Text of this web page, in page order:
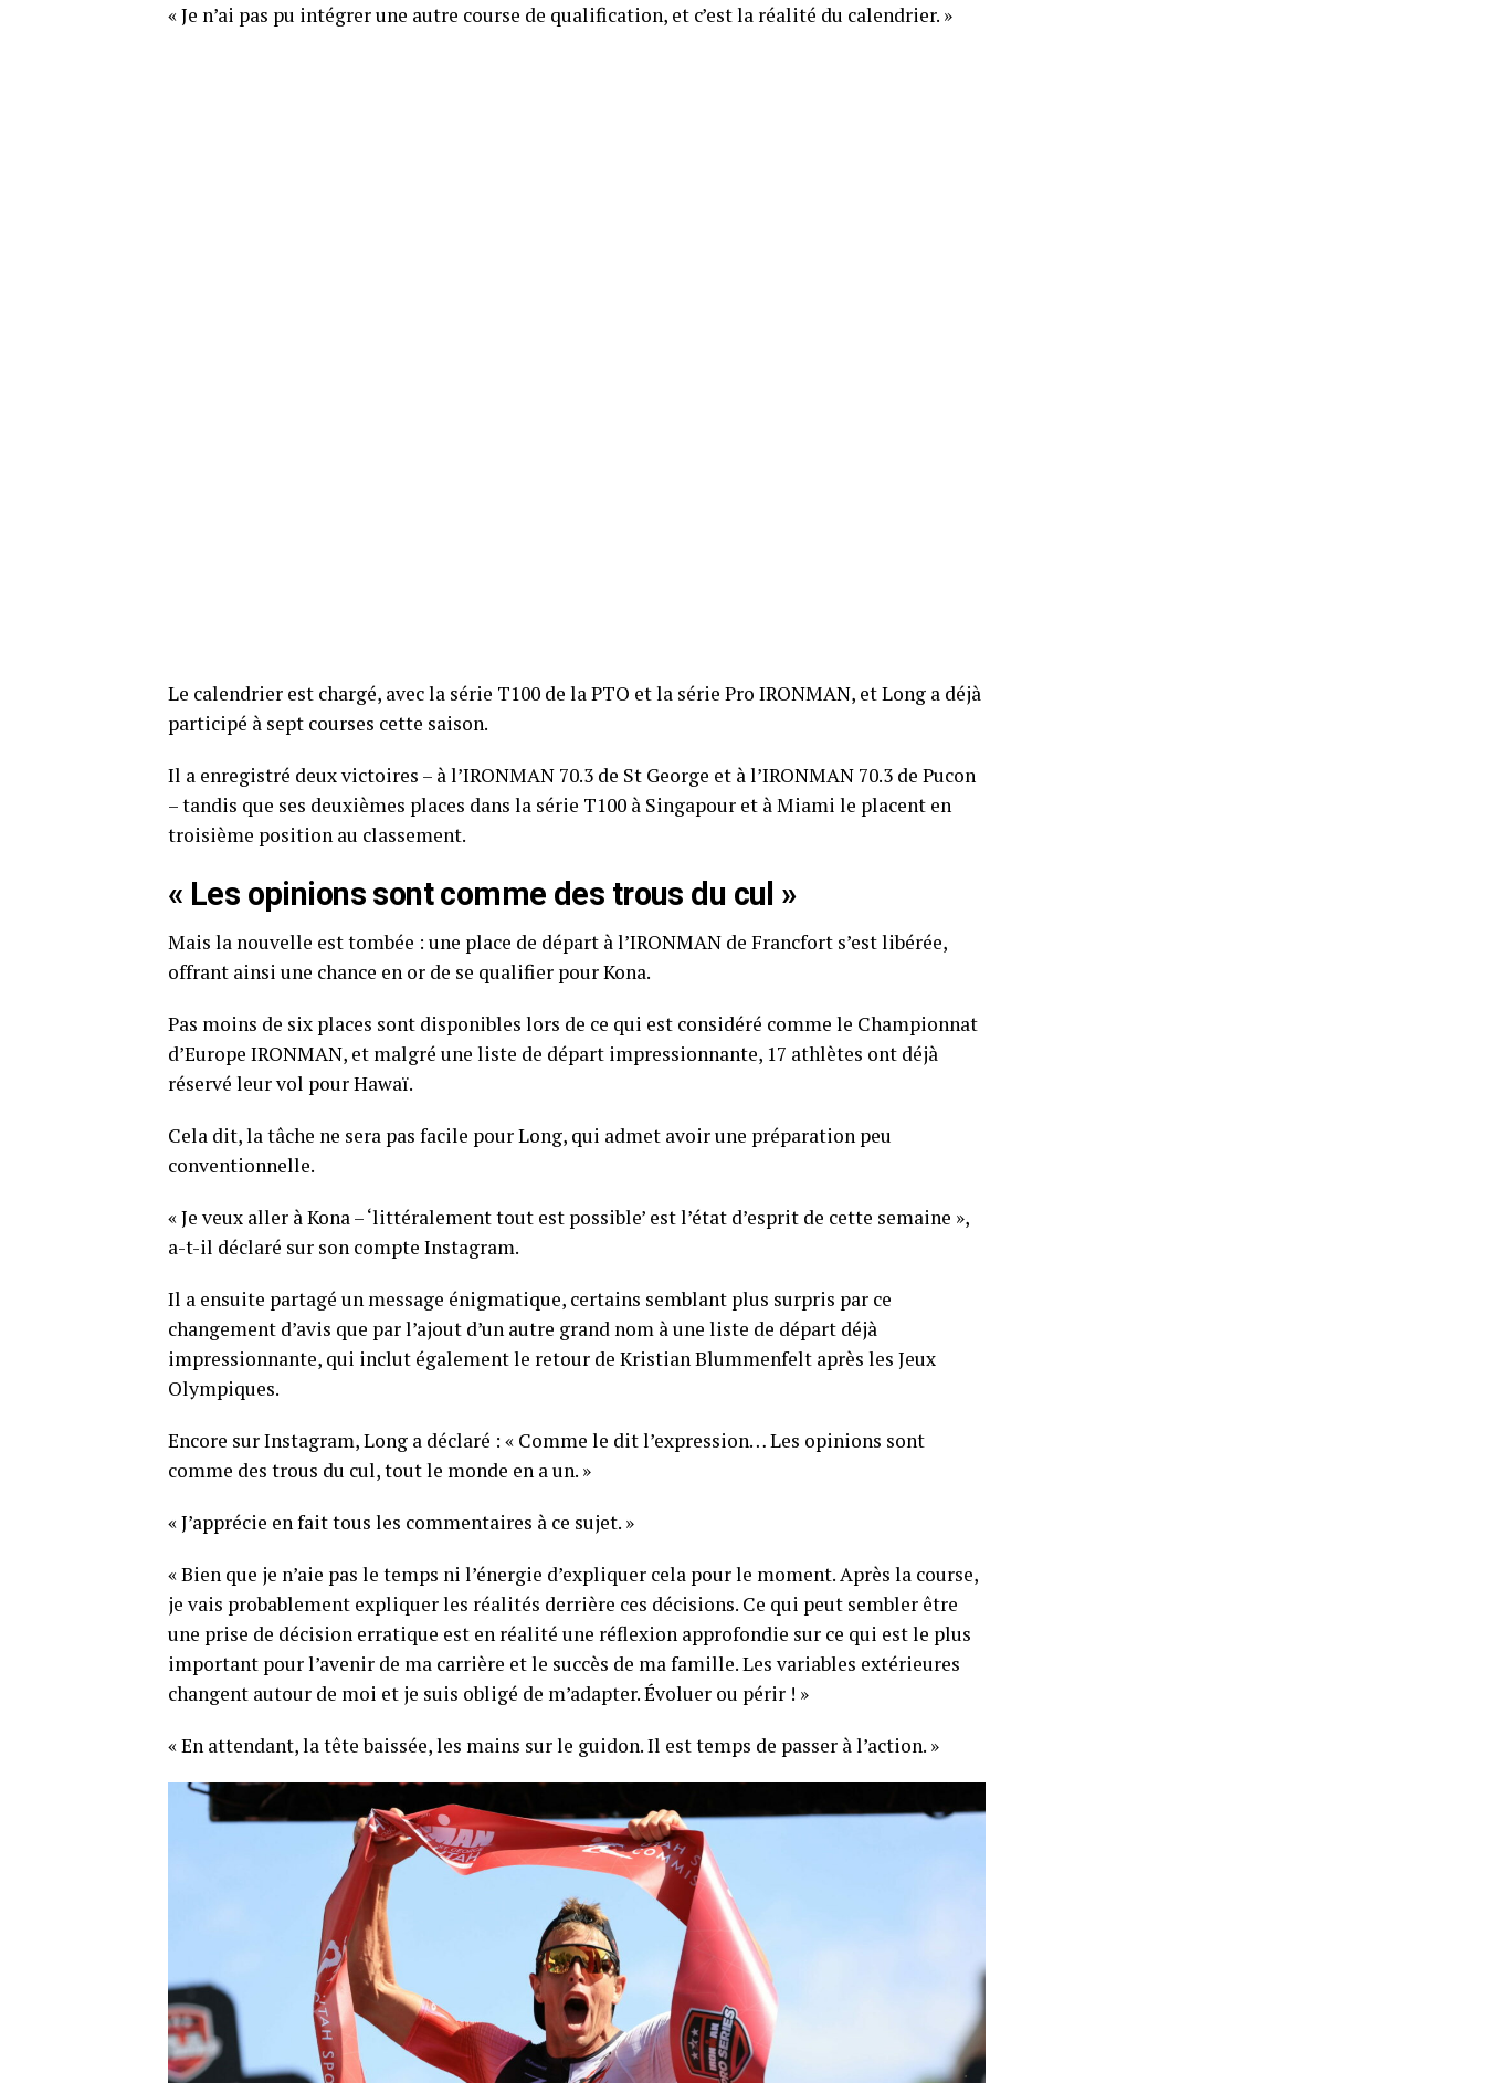
« Je n’ai pas pu intégrer une autre course de qualification, et c’est la réalité du calendrier. »
Le calendrier est chargé, avec la série T100 de la PTO et la série Pro IRONMAN, et Long a déjà
participé à sept courses cette saison.
Il a enregistré deux victoires – à l’IRONMAN 70.3 de St George et à l’IRONMAN 70.3 de Pucon
– tandis que ses deuxièmes places dans la série T100 à Singapour et à Miami le placent en
troisième position au classement.
« Les opinions sont comme des trous du cul »
Mais la nouvelle est tombée : une place de départ à l’IRONMAN de Francfort s’est libérée,
offrant ainsi une chance en or de se qualifier pour Kona.
Pas moins de six places sont disponibles lors de ce qui est considéré comme le Championnat
d’Europe IRONMAN, et malgré une liste de départ impressionnante, 17 athlètes ont déjà
réservé leur vol pour Hawaï.
Cela dit, la tâche ne sera pas facile pour Long, qui admet avoir une préparation peu
conventionnelle.
« Je veux aller à Kona – ‘littéralement tout est possible’ est l’état d’esprit de cette semaine »,
a-t-il déclaré sur son compte Instagram.
Il a ensuite partagé un message énigmatique, certains semblant plus surpris par ce
changement d’avis que par l’ajout d’un autre grand nom à une liste de départ déjà
impressionnante, qui inclut également le retour de Kristian Blummenfelt après les Jeux
Olympiques.
Encore sur Instagram, Long a déclaré : « Comme le dit l’expression… Les opinions sont
comme des trous du cul, tout le monde en a un. »
« J’apprécie en fait tous les commentaires à ce sujet. »
« Bien que je n’aie pas le temps ni l’énergie d’expliquer cela pour le moment. Après la course,
je vais probablement expliquer les réalités derrière ces décisions. Ce qui peut sembler être
une prise de décision erratique est en réalité une réflexion approfondie sur ce qui est le plus
important pour l’avenir de ma carrière et le succès de ma famille. Les variables extérieures
changent autour de moi et je suis obligé de m’adapter. Évoluer ou périr ! »
« En attendant, la tête baissée, les mains sur le guidon. Il est temps de passer à l’action. »